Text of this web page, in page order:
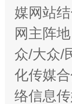
东山县通报“
媒网站
网主阵
众/大众/
化传媒
络信息